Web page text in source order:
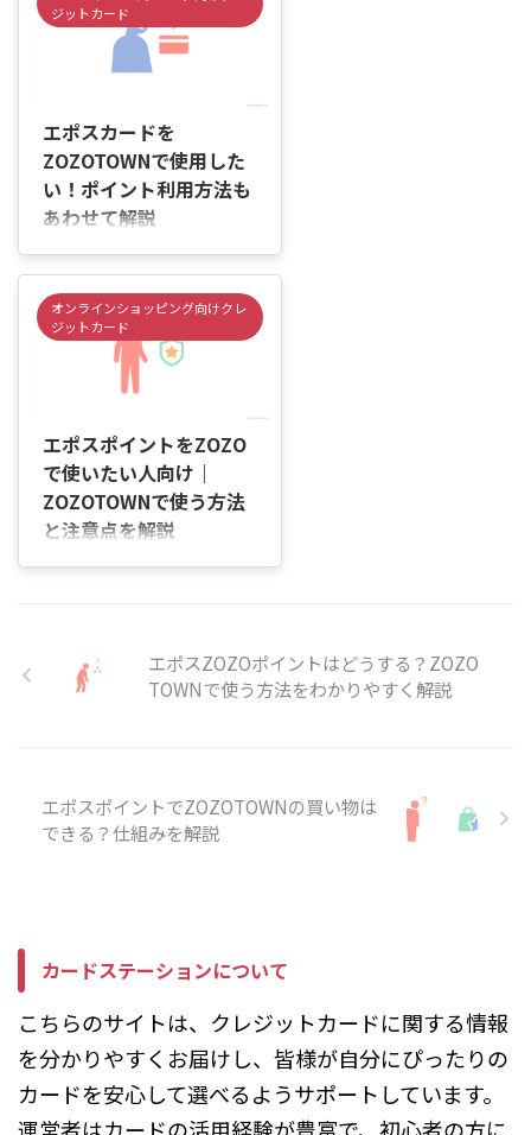
...
「服やスニーカーを買うときに、
どちらを選べばいいのか分からな
い…」と迷っていませんか。
ZOZOTOWNで使うカードを選ぶ
ときは、ZOZOTOWNでの利用頻
度や、普段の買い物でも使いたい
かを確認することが大切です。
ZOZOTOWNでの買い物が中心な
らZOZOカードが向いている場合
があります。一方で、ネット通販
が使いやすいこともあります。
どちらが合う ...
ジットカード
エポスカードを
ZOZOTOWNで使用した
い！ポイント利用方法も
あわせて解説
ZOZOTOWNの支払いで使える
の？」「エポスポイントを使って
お得に買い物したいけれど、使い
方がよく分からない…」「支払い
のときにエラーになったらどうし
よう」と不安に感じていません
か。 エポスカードはZOZOTOWN
で利用できますが、エポスポイン
トを買い物代に充てたい場合は、
事前に設定や準備が必要になるこ
とがあります。 また、プリペイ
ド残高不足や入力内容の間違いな
オンラインショッピング向けクレ
ジットカード
エポスポイントをZOZO
で使いたい人向け｜
ZOZOTOWNで使う方法
と注意点を解説
購入に使いたいけれど、方法がよ
く分からない…」と感じていませ
んか。 エポスポイントは
ません。そのため、使い方を知ら
ないまま購入すると、通常どおり
カード決済になることがありま
...
エポスZOZOポイントはどうする？ZOZO
TOWNで使う方法をわかりやすく解説
エポスポイントでZOZOTOWNの買い物は
できる？仕組みを解説
カードステーションについて
こちらのサイトは、クレジットカードに関する情報
を分かりやすくお届けし、皆様が自分にぴったりの
カードを安心して選べるようサポートしています。
運営者はカードの活用経験が豊富で、初心者の方に